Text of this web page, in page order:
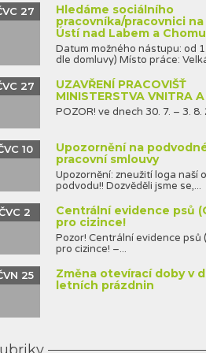
Hledáme sociálního
pracovníka/pracovnici
Ústí nad Labem a
27
Datum možného nástupu: od
dle domluvy) Místo práce:
UZAVŘENÍ PRACOVIŠŤ
MINISTERSTVA VNITRA
27
POZOR! ve dnech 30. 7. – 3.
Upozornění na
pracovní smlouvy
10
Upozornění: zneužití loga naší
podvodu!! Dozvěděli jsme se,...
Centrální evidence psů
pro cizince!
2
Pozor! Centrální evidence psů
pro cizince! –...
Změna otevírací doby v
letních prázdnin
25